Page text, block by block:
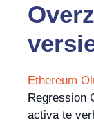
Ethereum
Regression
activa te